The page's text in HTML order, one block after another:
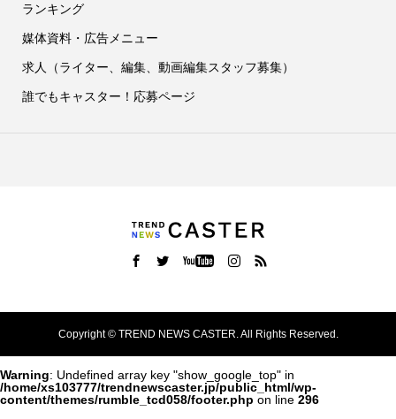
ランキング
媒体資料・広告メニュー
求人（ライター、編集、動画編集スタッフ募集）
誰でもキャスター！応募ページ
Copyright ©TREND NEWS CASTER. All Rights Reserved.
Warning: Undefined array key "show_google_top" in
/home/xs103777/trendnewscaster.jp/public_html/wp-
content/themes/rumble_tcd058/footer.php on line 296